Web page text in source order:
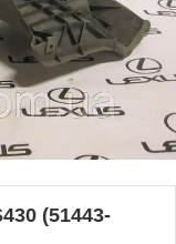
(51443-